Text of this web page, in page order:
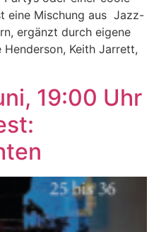
eine Mischung aus Jazz-
ergänzt durch eigene
Keith Jarrett,
19:00 Uhr